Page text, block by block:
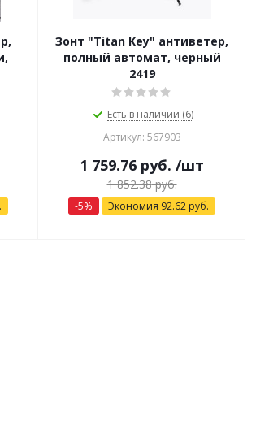
Зонт "Titan Key" антиветер,
полный автомат, черный
2419
Есть в наличии (6)
Артикул: 567903
1 759.76 руб. /шт
1 852.38руб.
-5% Экономия 92.62 руб.